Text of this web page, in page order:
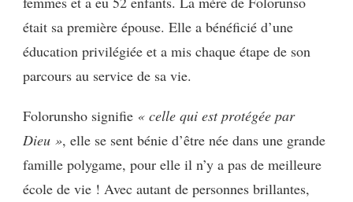
était sa première épouse. Elle a bénéficié d’une
éducation privilégiée et a mis chaque étape de son
parcours au service de sa vie.
Folorunsho signifie « celle qui est protégée par
Dieu », elle se sent bénie d’être née dans une grande
famille polygame, pour elle il n’y a pas de meilleure
école de vie ! Avec autant de personnes brillantes,